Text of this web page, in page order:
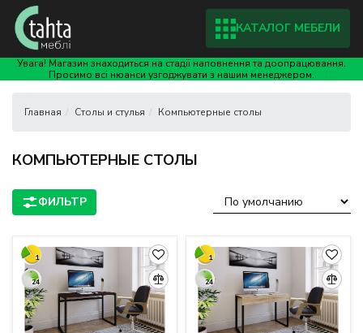
Увага! Магазин знаходиться на стадії наповнення та доопрацювання.
Просимо всі нюанси узгоджувати з нашим менеджером.
КАТАЛОГ МЕБЕЛИ
Столы и стулья Компьютерные столы
КОМПЬЮТЕРНЫЕ СТОЛЫ
1
24
1
24